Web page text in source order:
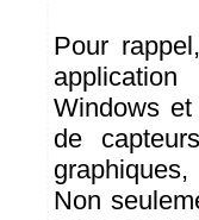
Pour
Windows
de
Non